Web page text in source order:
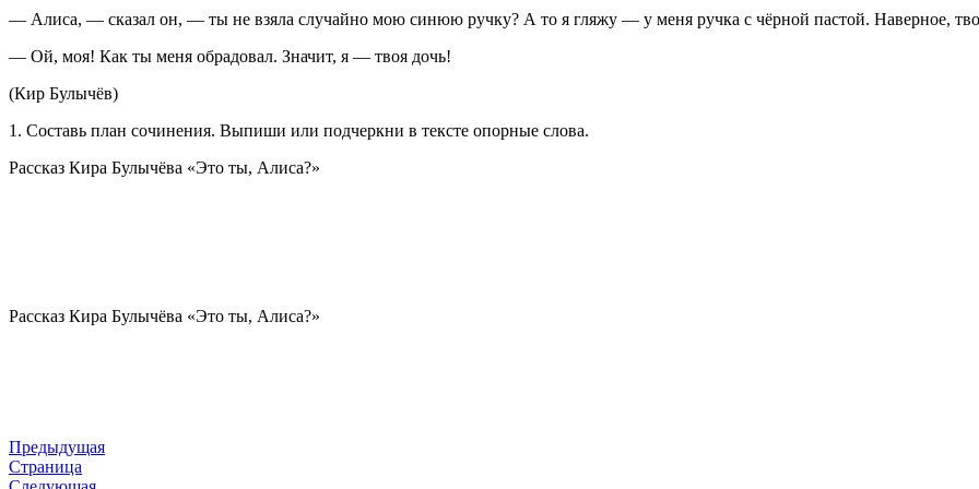
— Алиса, — сказал он, — ты не взяла случайно мою синюю ручку? А то я гляжу — у меня ручка с чёрной пастой. Наверное,
— Ой, моя! Как ты меня обрадовал. Значит, я — твоя дочь!
(Кир Булычёв)
1. Составь план сочинения. Выпиши или подчеркни в тексте опорные слова.
Рассказ Кира Булычёва «Это ты, Алиса?»
Рассказ Кира Булычёва «Это ты, Алиса?»
Предыдущая
Страница